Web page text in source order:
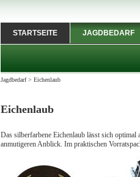
STARTSEITE JAGDBEDARF
Jagdbedarf> Eichenlaub
Eichenlaub
Das silberfarbene Eichenlaub lässt sich
anmutigeren Anblick. Im praktischen